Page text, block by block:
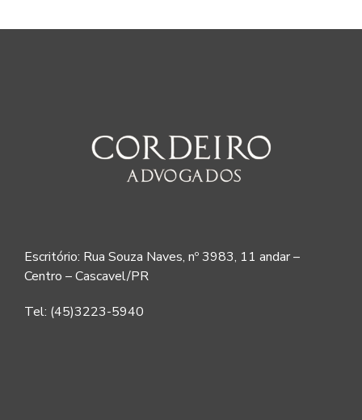
Escritório: Rua Souza Naves, nº 3983, 11 andar –
Centro – Cascavel/PR
Tel: (45)3223-5940